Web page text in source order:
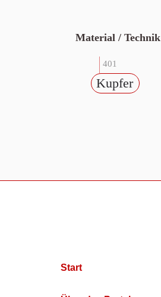
Material / Technik
401
Kupfer
Start